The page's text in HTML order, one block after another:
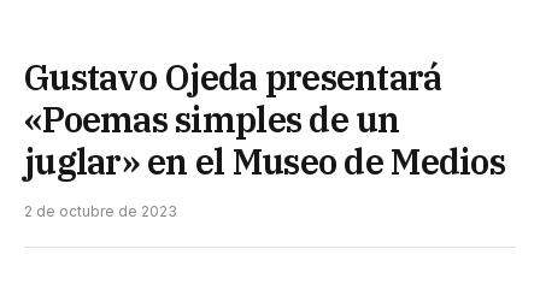
Gustavo Ojeda presentará
«Poemas simples de un
juglar» en el Museo de Medios
2 de octubre de 2023